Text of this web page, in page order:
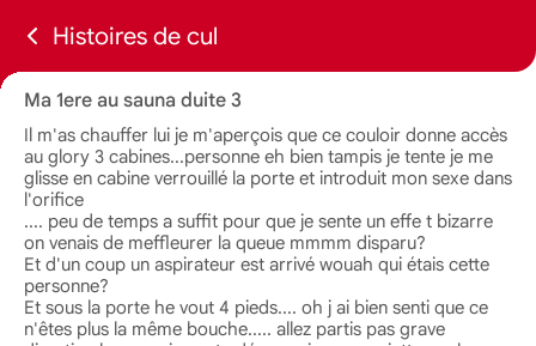
Histoires de cul
Ma 1ere au sauna duite 3
Il m'as chauffer lui je m'aperçois que ce couloir donne accès
au glory 3 cabines...personne eh bien tampis je tente je me
glisse en cabine verrouillé la porte et introduit mon sexe dans
l'orifice
.... peu de temps a suffit pour que je sente un effe t bizarre
on venais de meffleurer la queue mmmm disparu?
Et d'un coup un aspirateur est arrivé wouah qui étais cette
personne?
Et sous la porte he vout 4 pieds.... oh j ai bien senti que ce
n'êtes plus la même bouche..... allez partis pas grave